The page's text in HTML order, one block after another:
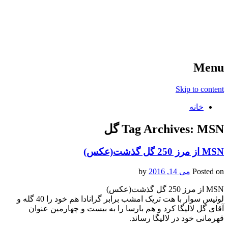
Menu
Skip to content
خانه
Tag Archives: MSN گل
MSN از مرز 250 گل گذشت(عکس)
Posted on می 14, 2016
MSN از مرز 250 گل گذشت(عکس)
لوئیس سوار با هت تریک امشب برابر گرانادا هم خود را 40 گله و
آقای گل لالیگا کرد و هم بارسا را به بیست و چهارمین عنوان
قهرمانی خود در لالیگا رساند.